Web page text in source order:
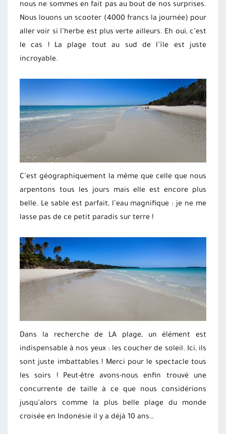
nous ne sommes en fait pas au bout de nos surprises.
Nous louons un scooter (4000 francs la journée) pour
aller voir si l’herbe est plus verte ailleurs. Eh oui, c’est
le cas ! La plage tout au sud de l’île est juste
incroyable.
C’est géographiquement la même que celle que nous
arpentons tous les jours mais elle est encore plus
belle. Le sable est parfait, l’eau magnifique : je ne me
lasse pas de ce petit paradis sur terre !
Dans la recherche de LA plage, un élément est
indispensable à nos yeux : les coucher de soleil. Ici, ils
sont juste imbattables ! Merci pour le spectacle tous
les soirs ! Peut-être avons-nous enfin trouvé une
concurrente de taille à ce que nous considérions
jusqu’alors comme la plus belle plage du monde
croisée en Indonésie il y a déjà 10 ans…